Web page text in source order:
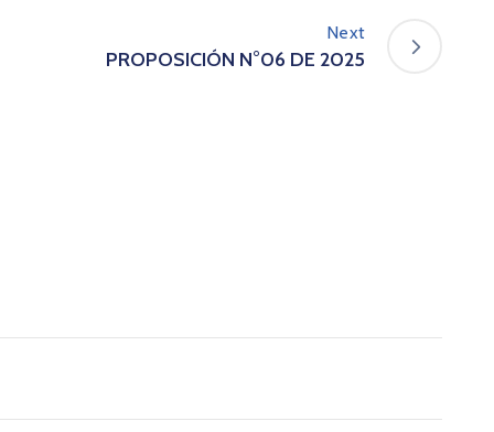
Next
PROPOSICIÓN N°06 DE 2025